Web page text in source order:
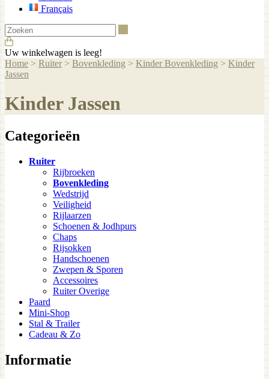
Français
Uw winkelwagen is leeg!
Home > Ruiter > Bovenkleding > Kinder Bovenkleding > Kinder
Jassen
Kinder Jassen
Categorieën
Ruiter
Rijbroeken
Bovenkleding
Wedstrijd
Veiligheid
Rijlaarzen
Schoenen & Jodhpurs
Chaps
Rijsokken
Handschoenen
Zwepen & Sporen
Accessoires
Ruiter Overige
Paard
Mini-Shop
Stal & Trailer
Cadeau & Zo
Informatie